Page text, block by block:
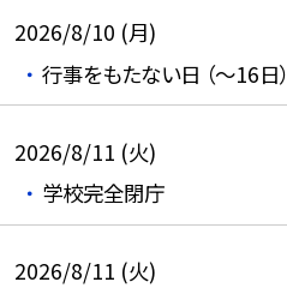
2026/8/10 (月)
行事をもたない日 （～16日）
2026/8/11 (火)
学校完全閉庁
2026/8/11 (火)